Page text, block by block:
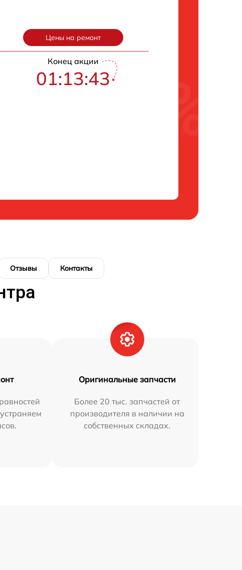
Цены на ремонт
Конец акции
01:13:42
Отзывы Контакты
Оригинальные запчасти
Более 20 тыс. запчастей от
производителя в наличии на
собственных складах.